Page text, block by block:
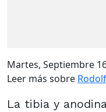
Martes, Septiembre
Leer más sobre
La tibia y